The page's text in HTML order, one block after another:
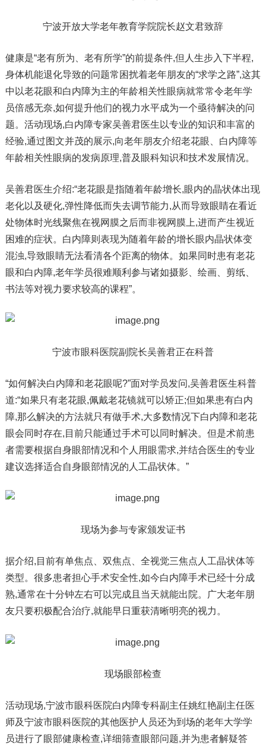
宁波开放大学老年教育学院院长赵文君致辞
健康是“老有所为、老有所学”的前提条件,但人生步入下半程,
身体机能退化导致的问题常困扰着老年朋友的“求学之路”,这其
中以老花眼和白内障为主的年龄相关性眼病就常常令老年学
员倍感无奈,如何提升他们的视力水平成为一个亟待解决的问
题。活动现场,白内障专家吴善君医生以专业的知识和丰富的
经验,通过图文并茂的展示,向老年朋友介绍老花眼、白内障等
年龄相关性眼病的发病原理,普及眼科知识和技术发展情况。
吴善君医生介绍:“老花眼是指随着年龄增长,眼内的晶状体出现
老化以及硬化,弹性降低而失去调节能力,从而导致眼睛在看近
处物体时光线聚焦在视网膜之后而非视网膜上,进而产生视近
困难的症状。白内障则表现为随着年龄的增长眼内晶状体变
混浊,导致眼睛无法看清各个距离的物体。如果同时患有老花
眼和白内障,老年学员很难顺利参与诸如摄影、绘画、剪纸、
书法等对视力要求较高的课程”。
宁波市眼科医院副院长吴善君正在科普
“如何解决白内障和老花眼呢?”面对学员发问,吴善君医生科普
道:“如果只有老花眼,佩戴老花镜就可以矫正;但如果患有白内
障,那么解决的方法就只有做手术,大多数情况下白内障和老花
眼会同时存在,目前只能通过手术可以同时解决。但是术前患
者需要根据自身眼部情况和个人用眼需求,并结合医生的专业
建议选择适合自身眼部情况的人工晶状体。”
现场为参与专家颁发证书
据介绍,目前有单焦点、双焦点、全视觉三焦点人工晶状体等
类型。很多患者担心手术安全性,如今白内障手术已经十分成
熟,通常在十分钟左右可以完成且当天就能出院。广大老年朋
友只要积极配合治疗,就能早日重获清晰明亮的视力。
现场眼部检查
活动现场,宁波市眼科医院白内障专科副主任姚红艳副主任医
师及宁波市眼科医院的其他医护人员还为到场的老年大学学
员进行了眼部健康检查,详细筛查眼部问题,并为患者解疑答